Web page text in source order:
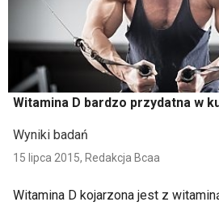
Witamina D bardzo przydatna w
Wyniki badań
15 lipca 2015, Redakcja Bcaa
Witamina D kojarzona jest z